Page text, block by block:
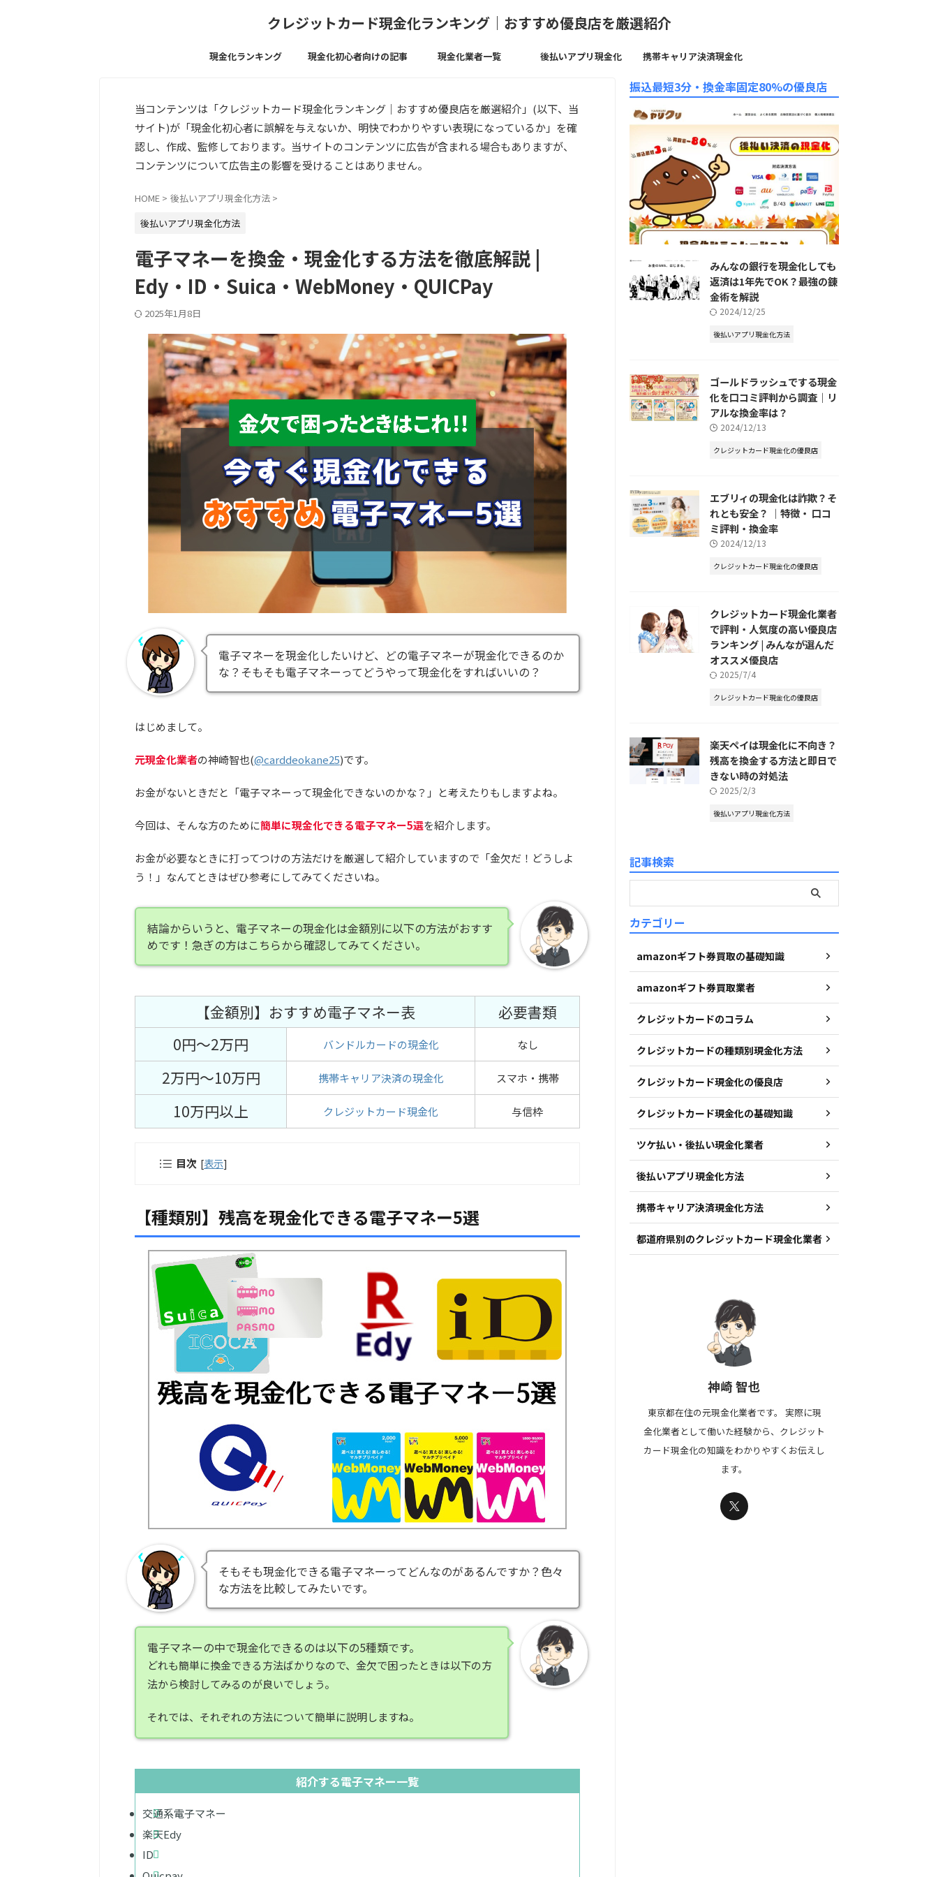
クレジットカード現金化ランキング｜おすすめ優良店を厳選紹介
現金化ランキング 現金化初心者向けの記事 現金化業者一覧 後払いアプリ現金化 携帯キャリア決済現金化
当コンテンツは「クレジットカード現金化ランキング｜おすすめ優良店を厳選紹介」(以下、当
サイト)が「現金化初心者に誤解を与えないか、明快でわかりやすい表現になっているか」を確
認し、作成、監修しております。当サイトのコンテンツに広告が含まれる場合もありますが、
コンテンツについて広告主の影響を受けることはありません。
HOME > 後払いアプリ現金化方法 >
後払いアプリ現金化方法
電子マネーを換金・現金化する方法を徹底解説 |
Edy・ID・Suica・WebMoney・QUICPay
2025年1月8日
電子マネーを現金化したいけど、どの電子マネーが現金化できるのか
な？そもそも電子マネーってどうやって現金化をすればいいの？
はじめまして。
元現金化業者の神崎智也(@carddeokane25)です。
お金がないときだと「電子マネーって現金化できないのかな？」と考えたりもしますよね。
今回は、そんな方のために簡単に現金化できる電子マネー5選を紹介します。
お金が必要なときに打ってつけの方法だけを厳選して紹介していますので「金欠だ！どうしよ
う！」なんてときはぜひ参考にしてみてくださいね。
結論からいうと、電子マネーの現金化は金額別に以下の方法がおすす
めです！急ぎの方はこちらから確認してみてください。
【金額別】おすすめ電子マネー表
必要書類
0円～2万円
バンドルカードの現金化 なし
2万円～10万円 携帯キャリア決済の現金化 スマホ・携帯
10万円以上 クレジットカード現金化 与信枠
目次 [表示]
【種類別】残高を現金化できる電子マネー5選
そもそも現金化できる電子マネーってどんなのがあるんですか？色々
な方法を比較してみたいです。
電子マネーの中で現金化できるのは以下の5種類です。
どれも簡単に換金できる方法ばかりなので、金欠で困ったときは以下の方
法から検討してみるのが良いでしょう。
それでは、それぞれの方法について簡単に説明しますね。
紹介する電子マネー一覧
交通系電子マネー
楽天Edy
ID
振込最短3分・換金率固定80%の優良店
みんなの銀行を現金化しても
返済は1年先でOK？最強の錬
金術を解説
2024/12/25
後払いアプリ現金化方法
ゴールドラッシュでする現金
化を口コミ評判から調査｜リ
アルな換金率は？
2024/12/13
クレジットカード現金化の優良店
エブリィの現金化は詐欺？そ
れとも安全？ ｜特徴・ 口コ
ミ評判・換金率
2024/12/13
クレジットカード現金化の優良店
クレジットカード現金化業者
で評判・人気度の高い優良店
ランキング | みんなが選んだ
オススメ優良店
2025/7/4
クレジットカード現金化の優良店
楽天ペイは現金化に不向き？
残高を換金する方法と即日で
きない時の対処法
2025/2/3
後払いアプリ現金化方法
記事検索
カテゴリー
amazonギフト券買取の基礎知識
amazonギフト券買取業者
クレジットカードのコラム
クレジットカードの種類別現金化方法
クレジットカード現金化の優良店
クレジットカード現金化の基礎知識
ツケ払い・後払い現金化業者
後払いアプリ現金化方法
携帯キャリア決済現金化方法
都道府県別のクレジットカード現金化業者
神崎 智也
東京都在住の元現金化業者です。 実際に現
金化業者として働いた経験から、クレジット
カード現金化の知識をわかりやすくお伝えし
ます。